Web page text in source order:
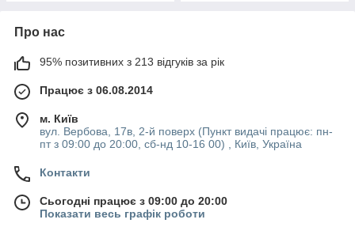
Про нас
95% позитивних з 213 відгуків за рік
Працює з 06.08.2014
м. Київ
вул. Вербова, 17в, 2-й поверх (Пункт видачі працює: пн-
пт з 09:00 до 20:00, сб-нд 10-16 00) , Київ, Україна
Контакти
Сьогодні працює з 09:00 до 20:00
Показати весь графік роботи